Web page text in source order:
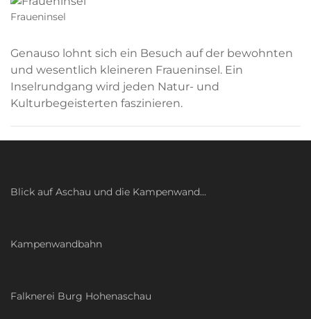
Fraueninsel
Genauso lohnt sich ein Besuch auf der bewohnten
und wesentlich kleineren Fraueninsel. Ein
Inselrundgang wird jeden Natur- und
Kulturbegeisterten faszinieren.
Blick auf Aschau und die Kampenwand...
Kampenwandbahn
Falknerei Burg Hohenaschau